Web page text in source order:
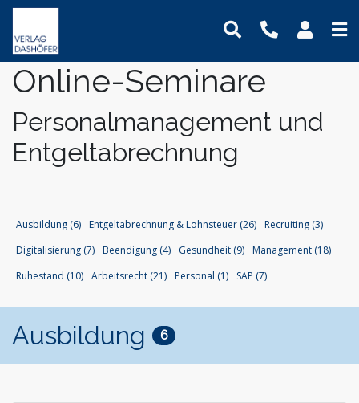
Online-Seminare
Online-Lehrgänge
VideoCampus
Seminare
Lehrgänge
Tagungen
Inhouse
Fachbücher
Handbücher
Software
Wissensdatenbanken
Assistenz und Sekretariat
Bauwesen und Architektur
Betriebsrat und Arbeitnehmervertretung
Einkauf
Krankenhaus und Pflege
Management und Unternehmensführung
Nachhaltigkeit
Personalmanagement und Entgeltabrechnung
Steuern, Finanzen und Controlling
Stiftungen und Non-Profit Organisationen
Newsletter
Podcasts
FAQ
Der Verlag
Unsere Profis
Presse
Online-Weiterbildung
Präsenz-Weiterbildung
Produkte
Dashöfer
Mein Benutzerkonto
Logout
Online-Seminare
Personalmanagement und
Entgeltabrechnung
Ausbildung (6) Entgeltabrechnung & Lohnsteuer (26) Recruiting (3)
Digitalisierung (7) Beendigung (4) Gesundheit (9) Management (18)
Ruhestand (10) Arbeitsrecht (21) Personal (1) SAP (7)
Ausbildung 6